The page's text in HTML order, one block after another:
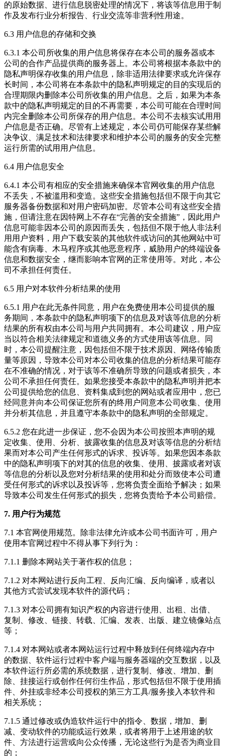
的原始数据、进行信息脱密处理的情况下，将该等信息用于制
作及发布行业分析报告、行业交流等非营利性用途。
6.3 用户信息的存储和交换
6.3.1 本公司所收集的用户信息将保存在本公司的服务器或本
公司的合作产品提供商的服务器上。本公司将根据本条款中的
隐私声明保存收集的用户信息，除非适用法律要求或允许保存
长时间，本公司将在本条款中的隐私声明规定的目的实现后的
合理期限内删除本公司所收集的用户信息。之后，如果为本条
款中的隐私声明规定的目的不再需要，本公司可能在合理时间
内完全删除本公司所保存的用户信息。本公司不去核实试用用
户信息是否正确。尽管有上述规定，本公司仍可能保存某些解
决争议、满足技术和法律要求和维护本公司的服务的安全完整
运行所需的试用用户信息。
6.4 用户信息安全
6.4.1 本公司有相应的安全措施来确保本官网收集的用户信息
不丢失，不被滥用和变造。这些安全措施包括但不限于向其它
服务器备份数据和对用户密码加密。尽管本公司有这些安全措
施，但请注意在因特网上不存在“完善的安全措施”，因此用户
信息可能非因本公司的原因而丢失，包括但不限于他人非法利
用用户资料，用户下载安装的其他软件或访问的其他网站中可
能含有病毒、木马程序或其他恶意程序，威胁用户的终端设备
信息和数据安全，继而影响本官网的正常使用等。对此，本公
司不承担任何责任。
6.5 用户对本软件分析结果的使用
6.5.1 用户在此无条件同意，用户在免费使用本公司提供的服
务期间，本条款中的隐私声明项下的信息及对该等信息的分析
结果的所有权由本公司与用户共同拥有。本公司建议，用户应
当以符合相关法律规定和道德义务的方式使用该等信息。同
时，本公司提醒注意，因包括但不限于技术原因、网络传输质
量等原因，导致本公司对本公司收集的信息的分析结果可能存
在不准确的情况，对于该等不准确所导致的问题或者损失，本
公司不承担任何责任。如果您接受本条款中的隐私声明并把本
公司提供给您的信息、资料集成到您的网站或者应用中，您已
经同意并向本公司保证您所有的终用户同意本公司收集、使用
并分析其信息，并且遵守本条款中的隐私声明的全部规定。
6.5.2 您在此进一步保证，您不会因为本公司按照本声明的规
定收集、使用、分析、披露收集的信息及对该等信息的分析结
果而对本公司产生任何形式的诉求、投诉等。如果您因本条款
中的隐私声明项下的对其的信息的收集、使用、披露或者对该
等信息的分析以及您对分析结果的使用和处分而致使本公司遭
受任何形式的诉求以及投诉等，您将负责全面给予解决；如果
导致本公司发生任何形式的损失，您将负责给予本公司赔偿。
7. 用户行为规范
7.1 本官网使用规范。除非法律允许或本公司书面许可，用户
使用本官网过程中不得从事下列行为：
7.1.1 删除本网站关于著作权的信息；
7.1.2 对本网站进行反向工程、反向汇编、反向编译，或者以
其他方式尝试发现本软件的源代码；
7.1.3 对本公司拥有知识产权的内容进行使用、出租、出借、
复制、修改、链接、转载、汇编、发表、出版、建立镜像站点
等；
7.1.4 对本网站或者本网站运行过程中释放到任何终端内存中
的数据、软件运行过程中客户端与服务器端的交互数据，以及
本软件运行所必需的系统数据，进行复制、修改、增加、删
除、挂接运行或创作任何衍生作品，形式包括但不限于使用插
件、外挂或非经本公司授权的第三方工具/服务接入本软件和
相关系统；
7.1.5 通过修改或伪造软件运行中的指令、数据，增加、删
减、变动软件的功能或运行效果，或者将用于上述用途的软
件、方法进行运营或向公众传播，无论这些行为是否为商业目
的；